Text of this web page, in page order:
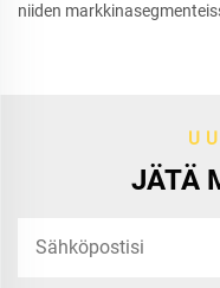
niiden
JÄTÄ